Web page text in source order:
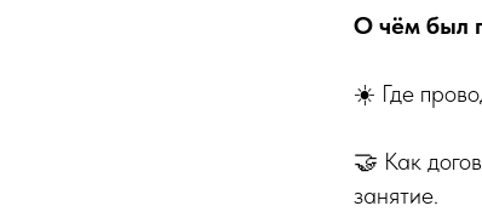
О чём был
☀️ Где
🤝 Как
занятие.